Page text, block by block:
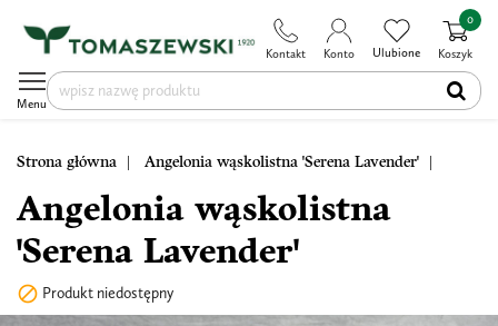
Kontakt Konto Ulubione Koszyk
0
Menu
Strona główna Angelonia wąskolistna 'Serena Lavender'
Angelonia wąskolistna
'Serena Lavender'
 Produkt niedostępny